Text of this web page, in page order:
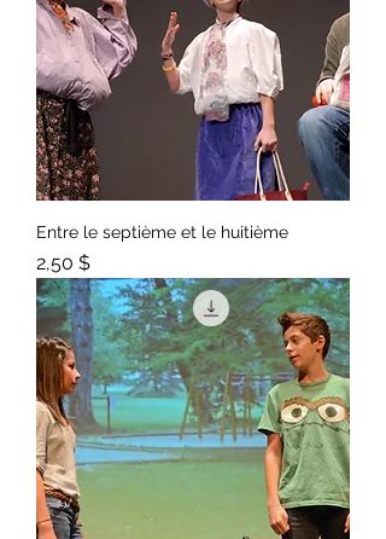
Entre le septième et le huitième
Prix
2,50 $